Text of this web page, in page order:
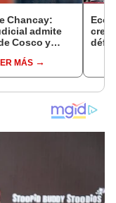
Chancay:
admite
Cosco y
Tribunal
MÁS